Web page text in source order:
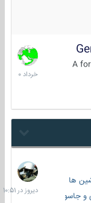
A
10
خرداد
1400
ها
جاسوسی
دیروز
در
10:51